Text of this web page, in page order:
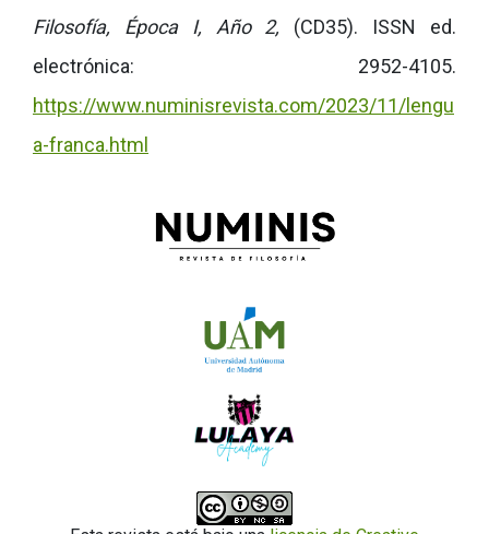
Filosofía, Época I, Año 2, (CD35). ISSN ed.
electrónica: 2952-4105.
https://www.numinisrevista.com/2023/11/lengu
a-franca.html